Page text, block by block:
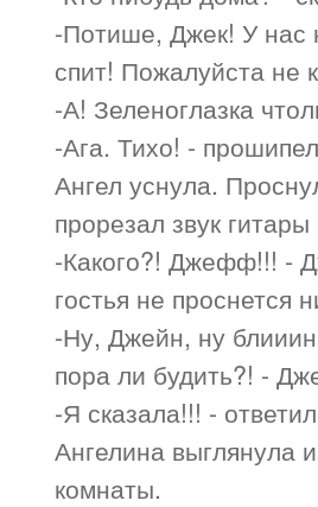
-Потише, Джек! У нас
спит! Пожалуйста не
-А! Зеленоглазка
-Ага. Тихо! -
Ангел уснула.
прорезал звук
-Какого?! Джефф!!! -
гостья не проснется
-Ну, Джейн, ну
пора ли будить?! -
-Я сказала!!! -
Ангелина выглянула
комнаты.